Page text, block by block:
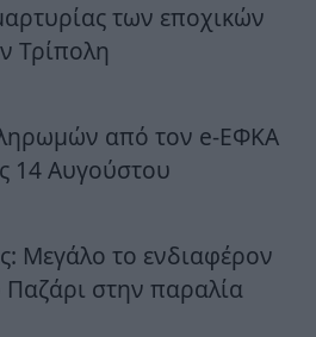
των εποχικών
Τρίπολη
από τον e-ΕΦΚΑ
14 Αυγούστου
Μεγάλο το ενδιαφέρον
στην παραλία